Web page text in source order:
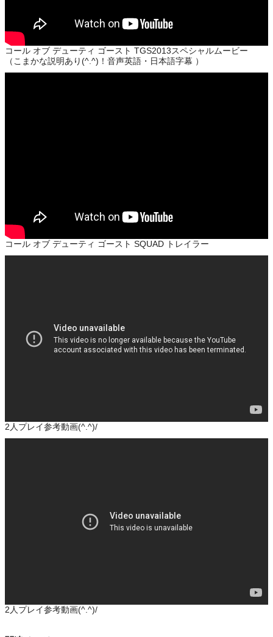
コール オブ デューティ ゴースト TGS2013スペシャルムービー
（こまかな説明あり(^.^)！音声英語・日本語字幕 ）
コール オブ デューティ ゴースト SQUAD トレイラー
2人プレイ参考動画(^.^)/
2人プレイ参考動画(^.^)/